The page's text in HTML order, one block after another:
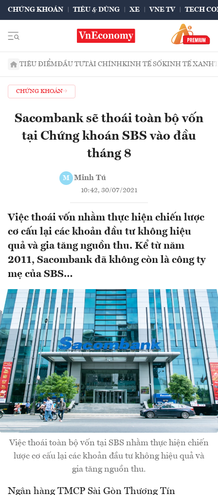
CHỨNG KHOÁN TIÊU & DÙNG XE VNE TV TECH
TIÊU ĐIỂMĐẦU TƯTÀI CHÍNHKINH TẾ SỐKINH TẾ XANH
CHỨNG KHOÁN
Sacombank sẽ thoái toàn bộ vốn
tại Chứng khoán SBS vào đầu
tháng 8
M Minh Tú
10:42, 30/07/2021
Việc thoái vốn nhằm thực hiện chiến lược
cơ cấu lại các khoản đầu tư không hiệu
quả và gia tăng nguồn thu. Kể từ năm
2011, Sacombank đã không còn là công ty
mẹ của SBS…
Việc thoái toàn bộ vốn tại SBS nhằm thực hiện chiến
lược cơ cấu lại các khoản đầu tư không hiệu quả và
gia tăng nguồn thu.
Ngân hàng TMCP Sài Gòn Thương Tín